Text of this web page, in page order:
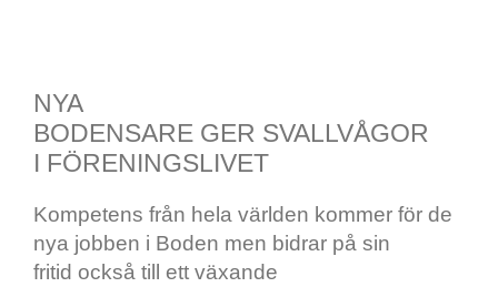
NYA
BODENSARE GER SVALLVÅGOR
I FÖRENINGSLIVET
Kompetens från hela världen kommer för de
nya jobben i Boden men bidrar på sin
fritid också till ett växande